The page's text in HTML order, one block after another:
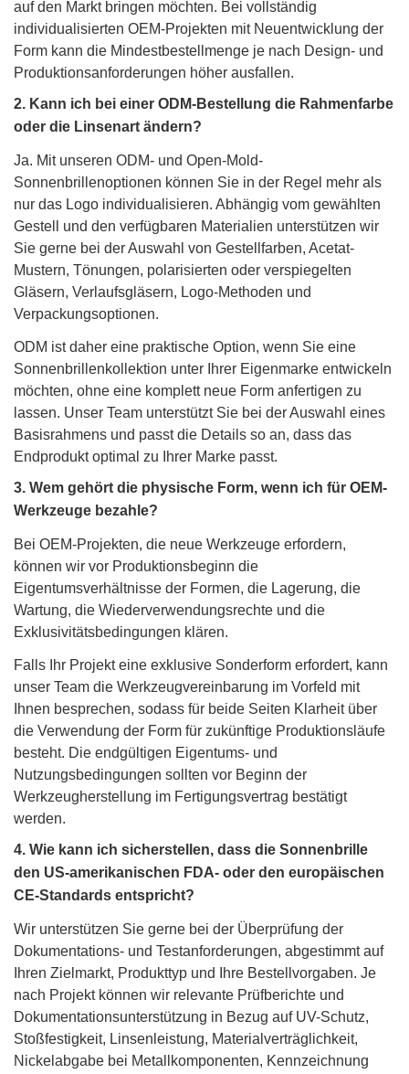
auf den Markt bringen möchten. Bei vollständig
individualisierten OEM-Projekten mit Neuentwicklung der
Form kann die Mindestbestellmenge je nach Design- und
Produktionsanforderungen höher ausfallen.
2. Kann ich bei einer ODM-Bestellung die Rahmenfarbe
oder die Linsenart ändern?
Ja. Mit unseren ODM- und Open-Mold-
Sonnenbrillenoptionen können Sie in der Regel mehr als
nur das Logo individualisieren. Abhängig vom gewählten
Gestell und den verfügbaren Materialien unterstützen wir
Sie gerne bei der Auswahl von Gestellfarben, Acetat-
Mustern, Tönungen, polarisierten oder verspiegelten
Gläsern, Verlaufsgläsern, Logo-Methoden und
Verpackungsoptionen.
ODM ist daher eine praktische Option, wenn Sie eine
Sonnenbrillenkollektion unter Ihrer Eigenmarke entwickeln
möchten, ohne eine komplett neue Form anfertigen zu
lassen. Unser Team unterstützt Sie bei der Auswahl eines
Basisrahmens und passt die Details so an, dass das
Endprodukt optimal zu Ihrer Marke passt.
3. Wem gehört die physische Form, wenn ich für OEM-
Werkzeuge bezahle?
Bei OEM-Projekten, die neue Werkzeuge erfordern,
können wir vor Produktionsbeginn die
Eigentumsverhältnisse der Formen, die Lagerung, die
Wartung, die Wiederverwendungsrechte und die
Exklusivitätsbedingungen klären.
Falls Ihr Projekt eine exklusive Sonderform erfordert, kann
unser Team die Werkzeugvereinbarung im Vorfeld mit
Ihnen besprechen, sodass für beide Seiten Klarheit über
die Verwendung der Form für zukünftige Produktionsläufe
besteht. Die endgültigen Eigentums- und
Nutzungsbedingungen sollten vor Beginn der
Werkzeugherstellung im Fertigungsvertrag bestätigt
werden.
4. Wie kann ich sicherstellen, dass die Sonnenbrille
den US-amerikanischen FDA- oder den europäischen
CE-Standards entspricht?
Wir unterstützen Sie gerne bei der Überprüfung der
Dokumentations- und Testanforderungen, abgestimmt auf
Ihren Zielmarkt, Produkttyp und Ihre Bestellvorgaben. Je
nach Projekt können wir relevante Prüfberichte und
Dokumentationsunterstützung in Bezug auf UV-Schutz,
Stoßfestigkeit, Linsenleistung, Materialverträglichkeit,
Nickelabgabe bei Metallkomponenten, Kennzeichnung